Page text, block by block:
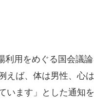
用をめぐる国会議
えば、体は男性、心
います」とした通知